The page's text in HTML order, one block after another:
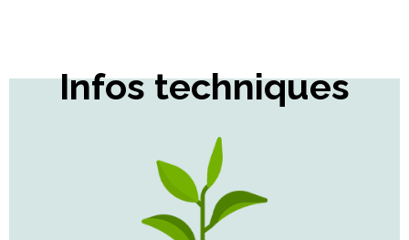
Infos techniques